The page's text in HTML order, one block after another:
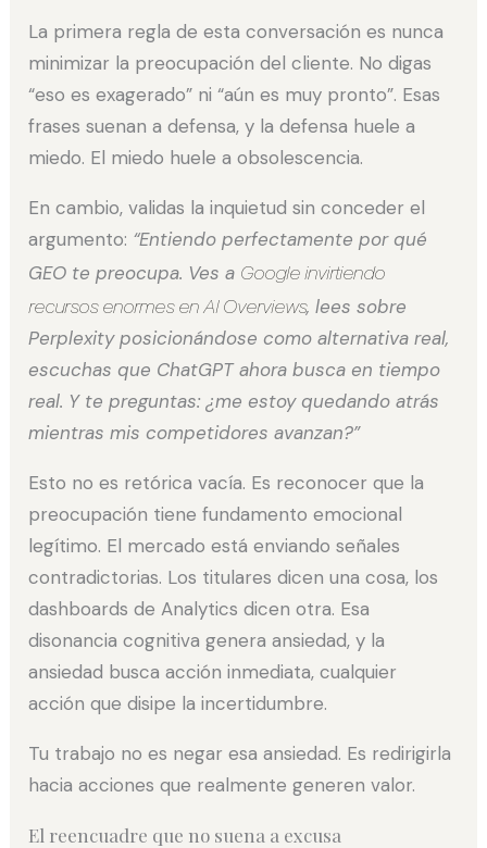
La primera regla de esta conversación es nunca
minimizar la preocupación del cliente. No digas
“eso es exagerado” ni “aún es muy pronto”. Esas
frases suenan a defensa, y la defensa huele a
miedo. El miedo huele a obsolescencia.
En cambio, validas la inquietud sin conceder el
argumento: “Entiendo perfectamente por qué
GEO te preocupa. Ves a Google invirtiendo
recursos enormes en AI Overviews, lees sobre
Perplexity posicionándose como alternativa real,
escuchas que ChatGPT ahora busca en tiempo
real. Y te preguntas: ¿me estoy quedando atrás
mientras mis competidores avanzan?”
Esto no es retórica vacía. Es reconocer que la
preocupación tiene fundamento emocional
legítimo. El mercado está enviando señales
contradictorias. Los titulares dicen una cosa, los
dashboards de Analytics dicen otra. Esa
disonancia cognitiva genera ansiedad, y la
ansiedad busca acción inmediata, cualquier
acción que disipe la incertidumbre.
Tu trabajo no es negar esa ansiedad. Es redirigirla
hacia acciones que realmente generen valor.
El reencuadre que no suena a excusa